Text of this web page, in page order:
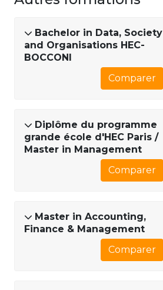
Bachelor in Data, Society
and Organisations HEC-
BOCCONI
Comparer
Diplôme du programme
grande école d'HEC Paris /
Master in Management
Comparer
Master in Accounting,
Finance & Management
Comparer